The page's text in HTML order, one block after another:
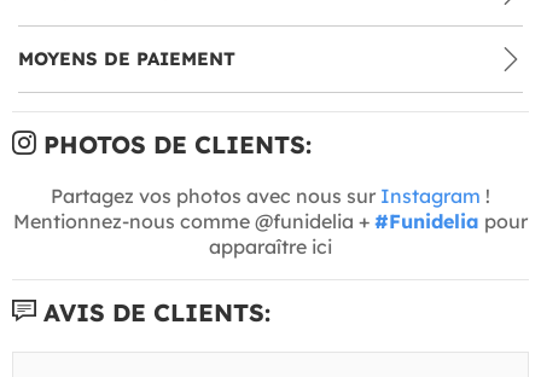
MOYENS DE PAIEMENT
PHOTOS DE CLIENTS:
Partagez vos photos avec nous sur Instagram !
Mentionnez-nous comme @funidelia + #Funidelia pour
apparaître ici
AVIS DE CLIENTS: